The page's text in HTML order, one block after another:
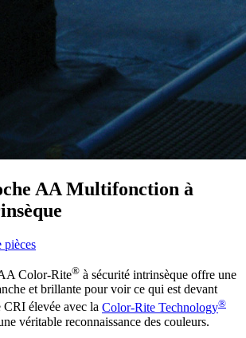
AA Multifonction à
pièces
Color-Rite® à sécurité intrinsèque offre une
et brillante pour voir ce qui est devant
élevée avec la Color-Rite Technology®
véritable reconnaissance des couleurs.